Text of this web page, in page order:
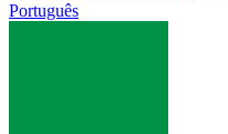
Português